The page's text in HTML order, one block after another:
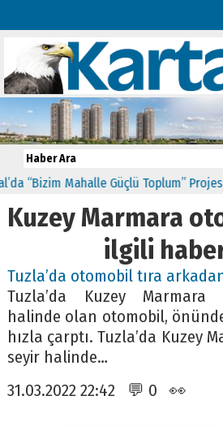
“Bizim Mahalle Güçlü Toplum” Projesi
Kuzey Marmara
ilgili
Tuzla’da otomobil tıra
Tuzla’da Kuzey
halinde olan otomobil,
hızla çarptı. Tuzla’da Kuzey
seyir halinde…
31.03.2022 22:42 💬 0 👀